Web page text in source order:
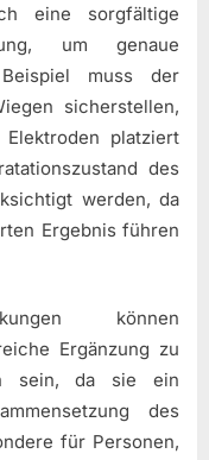
eine sorgfältige
um genaue
muss der
sicherstellen,
platziert
des
werden, da
Ergebnis führen
können
Ergänzung zu
sein, da sie ein
des
für Personen,